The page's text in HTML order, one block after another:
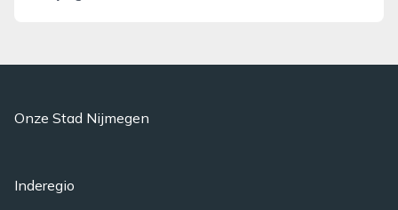
Onze Stad Nijmegen
Inderegio